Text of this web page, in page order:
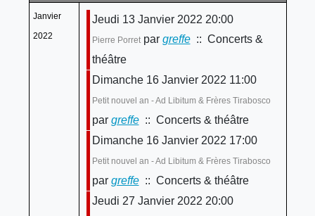
Janvier
2022
Jeudi 13 Janvier 2022 20:00
Pierre Porretpar greffe:: Concerts &
théâtre
Dimanche 16 Janvier 2022 11:00
Petit nouvel an - Ad Libitum & Frères Tirabosco
par greffe:: Concerts & théâtre
Dimanche 16 Janvier 2022 17:00
Petit nouvel an - Ad Libitum & Frères Tirabosco
par greffe:: Concerts & théâtre
Jeudi 27 Janvier 2022 20:00